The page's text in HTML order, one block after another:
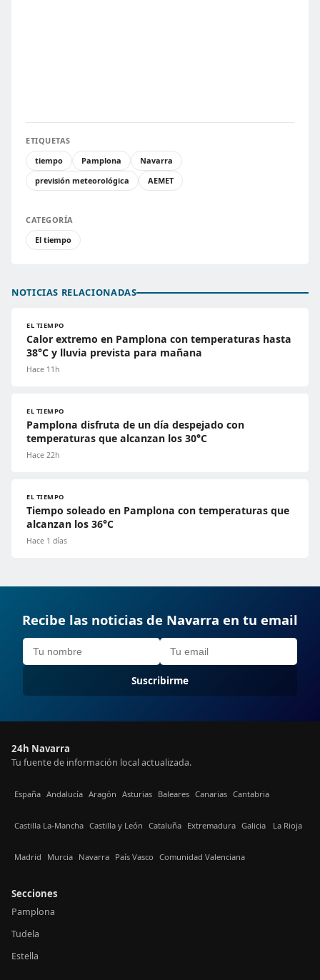
ETIQUETAS
tiempo
Pamplona
Navarra
previsión meteorológica
AEMET
CATEGORÍA
El tiempo
NOTICIAS RELACIONADAS
EL TIEMPO
Calor extremo en Pamplona con temperaturas hasta
38°C y lluvia prevista para mañana
Hace 11h
EL TIEMPO
Pamplona disfruta de un día despejado con
temperaturas que alcanzan los 30°C
Hace 22h
EL TIEMPO
Tiempo soleado en Pamplona con temperaturas que
alcanzan los 36°C
Hace 1 días
Recibe las noticias de Navarra en tu email
Suscribirme
24h Navarra
Tu fuente de información local actualizada.
España Andalucía Aragón Asturias Baleares Canarias Cantabria
Castilla La-Mancha Castilla y León Cataluña Extremadura Galicia La Rioja
Madrid Murcia Navarra País Vasco Comunidad Valenciana
Secciones
Pamplona
Tudela
Estella